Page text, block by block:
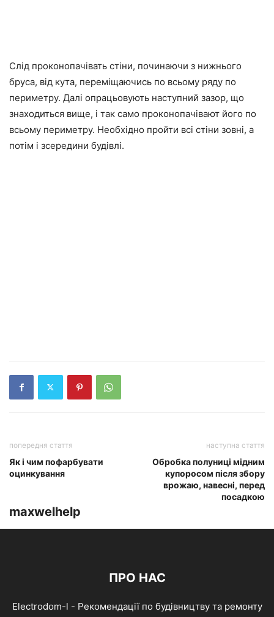
Слід проконопачівать стіни, починаючи з нижнього
бруса, від кута, переміщаючись по всьому ряду по
периметру. Далі опрацьовують наступний зазор, що
знаходиться вище, і так само проконопачівают його по
всьому периметру. Необхідно пройти всі стіни зовні, а
потім і зсередини будівлі.
попередня стаття
Як і чим пофарбувати
оцинкування
наступна стаття
Обробка полуниці мідним
купоросом після збору
врожаю, навесні, перед
посадкою
maxwelhelp
ПРО НАС
Electrodom-l - Рекомендації по будівництву та ремонту